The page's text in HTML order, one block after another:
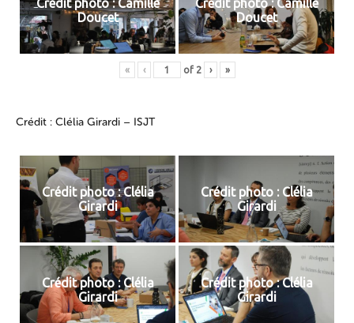
Crédit photo : Camille
Doucet
Crédit photo : Camille
Doucet
« ‹ of 2 › »
Crédit : Clélia Girardi – ISJT
Crédit photo : Clélia
Girardi
Crédit photo : Clélia
Girardi
Crédit photo : Clélia
Girardi
Crédit photo : Clélia
Girardi